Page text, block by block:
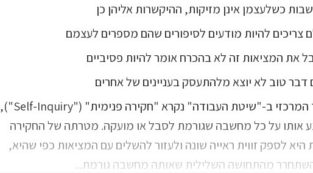
כשלעצמן אינן מזיקות, ההיקשרות אליהן כן
צריכים להיות מודעים לסיפורים שהם מספרים לעצמם
את המציאות זה לא בהכרח אומר להיות פסיביים
דבר טוב לא יוצא מלהתעסק בעניינים של אחרים
התהליך המרכזי ב-"שיטת העבודה" נקרא "חקירה פנימית" ("Self-Inquiry"),
אותו על כל מחשבה שגורמת לסבל או מועקה. מטרתה של החקירה
היא לספק זווית ראייה שונה ולעזור להשלים עם המציאות כפי שהיא,
מהתחושה השלילית שאותה מחשבה גורמת...